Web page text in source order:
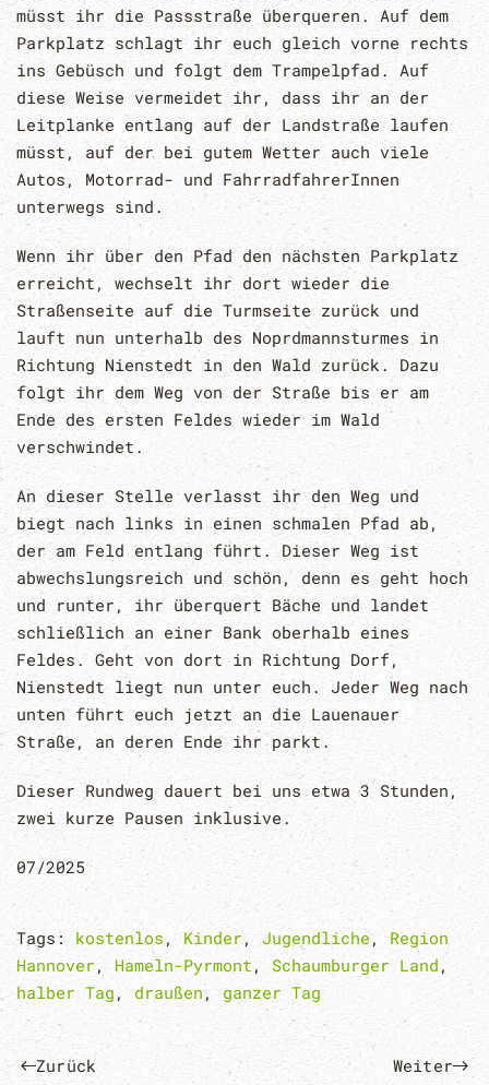
müsst ihr die Passstraße überqueren. Auf dem
Parkplatz schlagt ihr euch gleich vorne rechts
ins Gebüsch und folgt dem Trampelpfad. Auf
diese Weise vermeidet ihr, dass ihr an der
Leitplanke entlang auf der Landstraße laufen
müsst, auf der bei gutem Wetter auch viele
Autos, Motorrad- und FahrradfahrerInnen
unterwegs sind.
Wenn ihr über den Pfad den nächsten Parkplatz
erreicht, wechselt ihr dort wieder die
Straßenseite auf die Turmseite zurück und
lauft nun unterhalb des Noprdmannsturmes in
Richtung Nienstedt in den Wald zurück. Dazu
folgt ihr dem Weg von der Straße bis er am
Ende des ersten Feldes wieder im Wald
verschwindet.
An dieser Stelle verlasst ihr den Weg und
biegt nach links in einen schmalen Pfad ab,
der am Feld entlang führt. Dieser Weg ist
abwechslungsreich und schön, denn es geht hoch
und runter, ihr überquert Bäche und landet
schließlich an einer Bank oberhalb eines
Feldes. Geht von dort in Richtung Dorf,
Nienstedt liegt nun unter euch. Jeder Weg nach
unten führt euch jetzt an die Lauenauer
Straße, an deren Ende ihr parkt.
Dieser Rundweg dauert bei uns etwa 3 Stunden,
zwei kurze Pausen inklusive.
07/2025
Tags: kostenlos , Kinder , Jugendliche, Region
Hannover , Hameln-Pyrmont , Schaumburger Land ,
halber Tag , draußen, ganzer Tag
Zurück Weiter